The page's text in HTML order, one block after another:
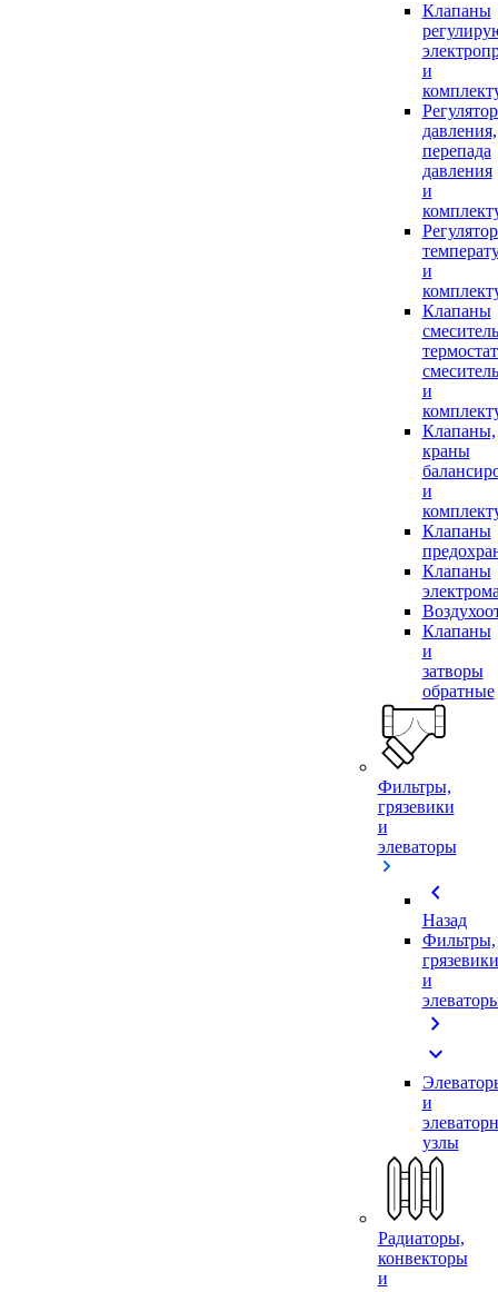
Клапаны
и
давления,
перепада
давления
и
и
Клапаны
и
Клапаны,
краны
и
Клапаны
Клапаны
Клапаны
и
затворы
обратные
Фильтры,
грязевики
и
элеваторы
chevron_left
Назад
Фильтры,
грязевики
и
chevron_right
expand_more
и
узлы
Радиаторы,
конвекторы
и